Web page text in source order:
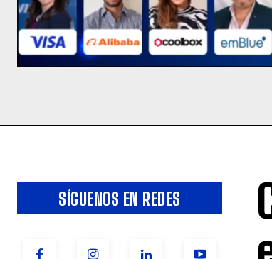
SÍGUENOS EN REDES